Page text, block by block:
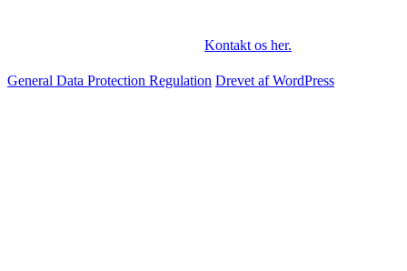
Kontakt os her.
General Data Protection Regulation Drevet af WordPress